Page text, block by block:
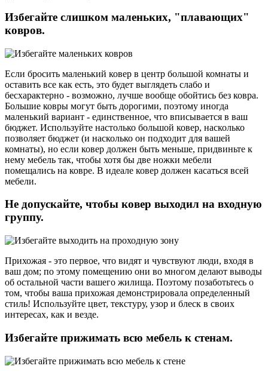
Избегайте слишком маленьких, "плавающих"
ковров.
Если бросить маленький ковер в центр большой комнаты и
оставить все как есть, это будет выглядеть слабо и
бесхарактерно - возможно, лучше вообще обойтись без ковра.
Большие ковры могут быть дорогими, поэтому иногда
маленький вариант - единственное, что вписывается в ваш
бюджет. Используйте настолько большой ковер, насколько
позволяет бюджет (и насколько он подходит для вашей
комнаты), но если ковер должен быть меньше, придвиньте к
нему мебель так, чтобы хотя бы две ножки мебели
помещались на ковре. В идеале ковер должен касаться всей
мебели.
Не допускайте, чтобы ковер выходил на входную
группу.
Прихожая - это первое, что видят и чувствуют люди, входя в
ваш дом; по этому помещению они во многом делают выводы
об остальной части вашего жилища. Поэтому позаботьтесь о
том, чтобы ваша прихожая демонстрировала определенный
стиль! Используйте цвет, текстуру, узор и блеск в своих
интересах, как и везде.
Избегайте прижимать всю мебель к стенам.